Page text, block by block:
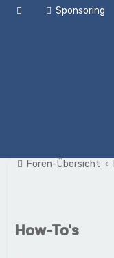
Sponsoring
Foren-Übersicht
How-To's